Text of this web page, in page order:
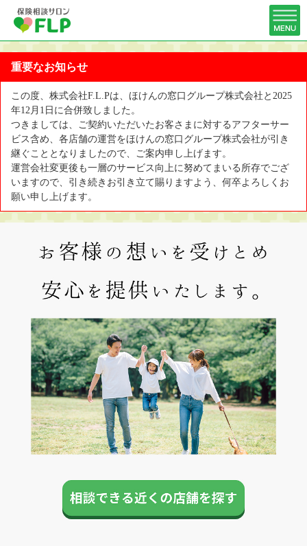
重要なお知らせ
この度、株式会社F.L.Pは、ほけんの窓口グループ株式会社と2025
年12月1日に合併致しました。
つきましては、ご契約いただいたお客さまに対するアフターサー
ビス含め、各店舗の運営をほけんの窓口グループ株式会社が引き
継ぐこととなりましたので、ご案内申し上げます。
運営会社変更後も一層のサービス向上に努めてまいる所存でござ
いますので、引き続きお引き立て賜りますよう、何卒よろしくお
願い申し上げます。